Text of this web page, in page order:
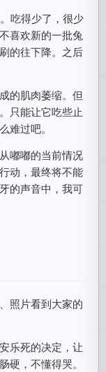
吃得少了，很少
喜欢新的一批兔
的往下降。之后
的肌肉萎缩。但
只能让它吃些止
难过吧。
嘟嘟的当前情况
动，最终将不能
的声音中，我可
照片看到大家的
乐死的决定，让
硬，不懂得哭。